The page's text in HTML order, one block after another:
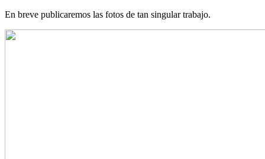
En breve publicaremos las fotos de tan singular trabajo.